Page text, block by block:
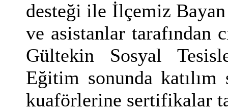
desteği ile İlçemiz
ve asistanlar tarafından
Gültekin Sosyal
Eğitim sonunda
kuaförlerine sertifikalar